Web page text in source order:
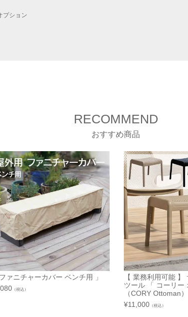
プション
RECOMMEND
おすすめ商品
ファニチャーカバー ベンチ用 」
（税込）
【 業務利用可能
ツール 「 コーリー
（CORY Ottoman
¥11,000（税込）